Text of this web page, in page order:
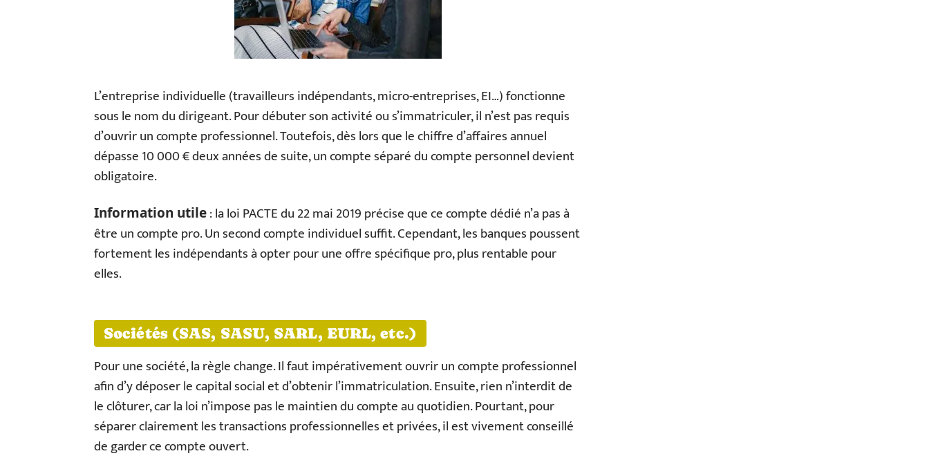
L’entreprise individuelle (travailleurs indépendants, micro-entreprises, EI…) fonctionne
sous le nom du dirigeant. Pour débuter son activité ou s’immatriculer, il n’est pas requis
d’ouvrir un compte professionnel. Toutefois, dès lors que le chiffre d’affaires annuel
dépasse 10 000 € deux années de suite, un compte séparé du compte personnel devient
obligatoire.
Information utile: la loi PACTE du 22 mai 2019 précise que ce compte dédié n’a pas à
être un compte pro. Un second compte individuel suffit. Cependant, les banques poussent
fortement les indépendants à opter pour une offre spécifique pro, plus rentable pour
elles.
Sociétés (SAS, SASU, SARL, EURL, etc.)
Pour une société, la règle change. Il faut impérativement ouvrir un compte professionnel
afin d’y déposer le capital social et d’obtenir l’immatriculation. Ensuite, rien n’interdit de
le clôturer, car la loi n’impose pas le maintien du compte au quotidien. Pourtant, pour
séparer clairement les transactions professionnelles et privées, il est vivement conseillé
de garder ce compte ouvert.